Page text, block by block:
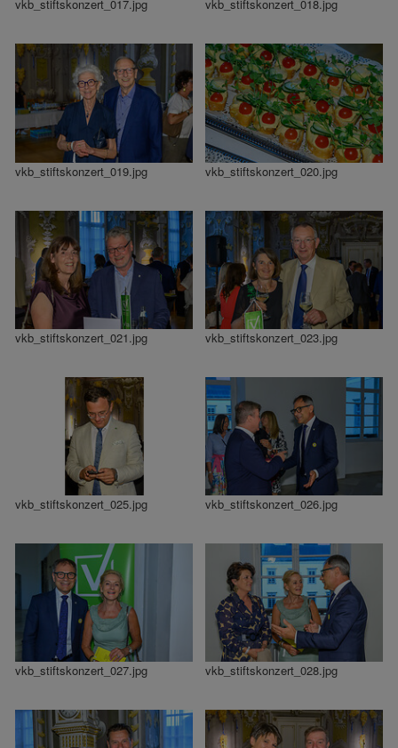
vkb_stiftskonzert_017.jpg vkb_stiftskonzert_018.jpg
vkb_stiftskonzert_019.jpg vkb_stiftskonzert_020.jpg
vkb_stiftskonzert_021.jpg vkb_stiftskonzert_023.jpg
vkb_stiftskonzert_025.jpg vkb_stiftskonzert_026.jpg
vkb_stiftskonzert_027.jpg vkb_stiftskonzert_028.jpg